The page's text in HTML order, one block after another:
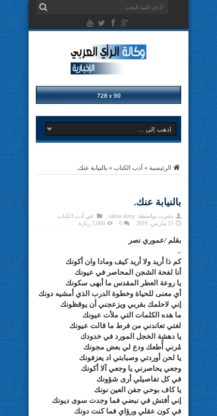
الرئيسية » أدب الكتاب » بالنيابة عنك.
بالنيابة عنك.
نشرت بواسطة: salma alzoy في أدب الكتاب
15 مارس، 2016
0 1,060 زيارة
بقلم /عموري نصر
..
كم ذا أريد ولا أريد كيف ومادا وان أكونك
أنا لفحة الشجن المحاصر في عيونك
يا روعة العطر المقدس ما أبهى سكونك
أي معنى للحياة وخطوة الدرب الذي أمشيه دونك
إني لاحلمك بقربي ويزعجني أن يوقظونك
ما هده الكلمات التي ملأت عيونك
لغتي تعاندني من فرط ما قالت عيونك
يا دهشة الخجل المورد في خدودك
مُرني أُطعك ودع لي بعض مجونك
يا لحن أوردتي وصبابتي اد يعزفونك
وجعي يحاصرني يا وجعي آلا أكونك
في كل تفاصيلي أرى شؤونك
يا كاف بوحي جفن العين نونك
إني أفتش في نبضي فما وجدت سوى ديونك
في كون عقلي ورؤاي فما كنت دونك